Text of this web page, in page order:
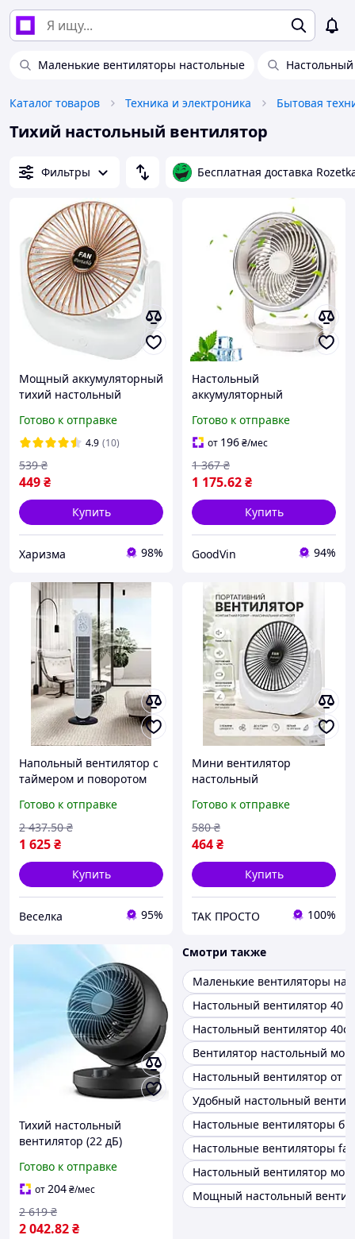
Маленькие вентиляторы настольные
Каталог товаров Техника и электроника Бытовая
Тихий настольный вентилятор
Фильтры Бесплатная доставка
Мощный аккумуляторный
тихий настольный
Portable F138 с наклоном
Готово к отправке
4.9 (10)
449₴
539 ₴
Купить
Харизма 98%
Настольный
аккумуляторный
портативный, USB,
поворот 110°, наклон 90°,
тихий, LED ночник, 2
скорости
Готово к отправке
от 196₴/мес
1 175.62₴
1 367 ₴
Купить
GoodVin 94%
Напольный вентилятор с
таймером и поворотом
мощный 500 Вт FLAME
Готово к отправке
1 625₴
2 437.50 ₴
Купить
Веселка 95%
Мини вентилятор
настольный
USB, портативный
ручной вентилятор 3
скорости
Готово к отправке
464₴
580 ₴
Купить
ТАК ПРОСТО 100%
Тихий настольный
вентилятор (22 дБ)
Готово к отправке
от204₴/мес
2 042.82₴
2 619 ₴
Смотри также
Маленькие вентиляторы
Настольный вентилятор 40
Настольный вентилятор
Вентилятор настольный
Настольный вентилятор от
Удобный настольный
Настольные вентиляторы
Настольные вентиляторы fan
Настольный вентилятор
Мощный настольный